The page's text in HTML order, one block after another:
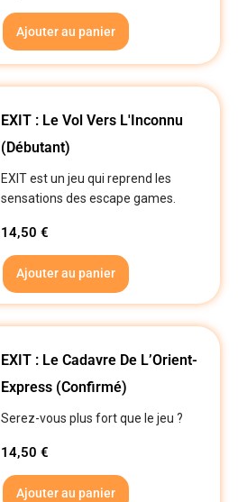
Ajouter au panier
EXIT : Le Vol Vers L'Inconnu
(Débutant)
EXIT est un jeu qui reprend les
sensations des escape games.
14,50€
Ajouter au panier
EXIT : Le Cadavre De L’Orient-
Express (Confirmé)
Serez-vous plus fort que le jeu ?
14,50€
Ajouter au panier